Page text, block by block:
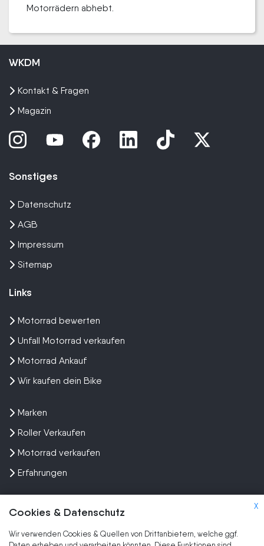
Motorrädern abhebt.
X
Cookies & Datenschutz
Wir verwenden Cookies & Quellen von Drittanbietern, welche ggf.
WKDM
Kontakt & Fragen
Magazin
Sonstiges
Datenschutz
AGB
Impressum
Sitemap
Links
Motorrad bewerten
Unfall Motorrad verkaufen
Motorrad Ankauf
Wir kaufen dein Bike
Marken
Roller Verkaufen
Motorrad verkaufen
Erfahrungen
Kundenbewertungen und Erfahrungen zu